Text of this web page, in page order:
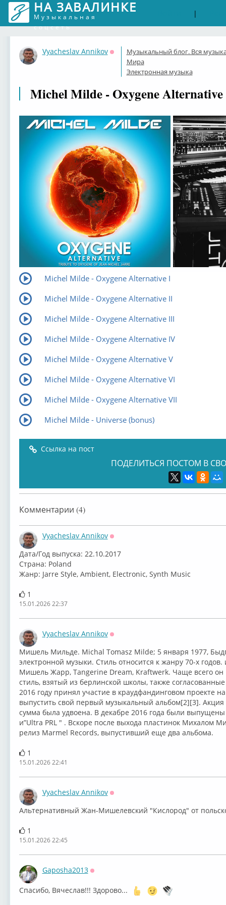
НА ЗАВАЛИНКЕ
Музыкальная
соцсеть
|
Vyacheslav Annikov
Оффлайн
Музыкальный блог. Вся
Мира
Электронная музыка
Michel Milde - Oxygene Alternative
Michel Milde - Oxygene Alternative I
Michel Milde - Oxygene Alternative II
Michel Milde - Oxygene Alternative III
Michel Milde - Oxygene Alternative IV
Michel Milde - Oxygene Alternative V
Michel Milde - Oxygene Alternative VI
Michel Milde - Oxygene Alternative VII
Michel Milde - Universe (bonus)
Ссылка на пост
ПОДЕЛИТЬСЯ ПОСТОМ В
Комментарии (4)
Vyacheslav Annikov
⁣Дата/Год выпуска: 22.10.2017
Страна: Poland
Жанр: Jarre Style, Ambient, Electronic, Synth Music
1
15.01.2026 22:37
Vyacheslav Annikov
⁣Мишель Мильде. Michal Tomasz Milde; 5 января 1977,
электронной музыки. Стиль относится к жанру 70-х
Мишель Жарр, Tangerine Dream, Kraftwerk. Чаще всего
стиль, взятый из берлинской школы, также
2016 году принял участие в краудфандинговом проекте
выпустить свой первый музыкальный альбом[2][3].
сумма была удвоена. В декабре 2016 года были
и”Ultra PRL " . Вскоре после выхода пластинок Михалом
релиз Marmel Records, выпустивший еще два альбома.
1
15.01.2026 22:41
Vyacheslav Annikov
⁣Альтернативный Жан-Мишелевский "Кислород" от
1
15.01.2026 22:45
Gaposha2013
Спасибо, Вячеслав!!! Здорово...